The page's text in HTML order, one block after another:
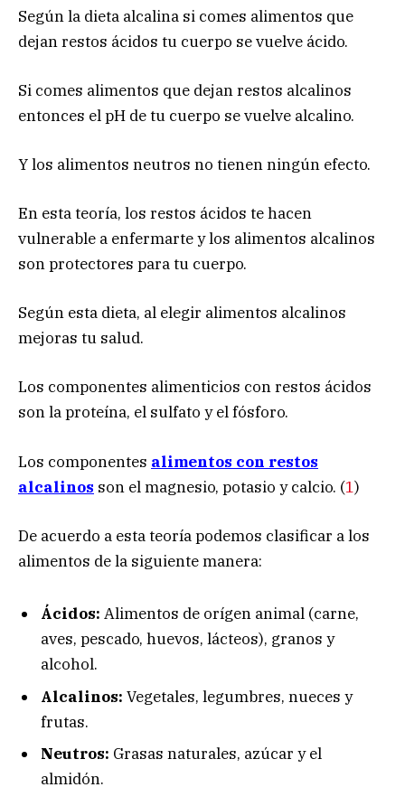
Según la dieta alcalina si comes alimentos que
dejan restos ácidos tu cuerpo se vuelve ácido.
Si comes alimentos que dejan restos alcalinos
entonces el pH de tu cuerpo se vuelve alcalino.
Y los alimentos neutros no tienen ningún efecto.
En esta teoría, los restos ácidos te hacen
vulnerable a enfermarte y los alimentos alcalinos
son protectores para tu cuerpo.
Según esta dieta, al elegir alimentos alcalinos
mejoras tu salud.
Los componentes alimenticios con restos ácidos
son la proteína, el sulfato y el fósforo.
Los componentes alimentos con restos
alcalinos son el magnesio, potasio y calcio. (1)
De acuerdo a esta teoría podemos clasificar a los
alimentos de la siguiente manera:
Ácidos: Alimentos de orígen animal (carne,
aves, pescado, huevos, lácteos), granos y
alcohol.
Alcalinos: Vegetales, legumbres, nueces y
frutas.
Neutros: Grasas naturales, azúcar y el
almidón.